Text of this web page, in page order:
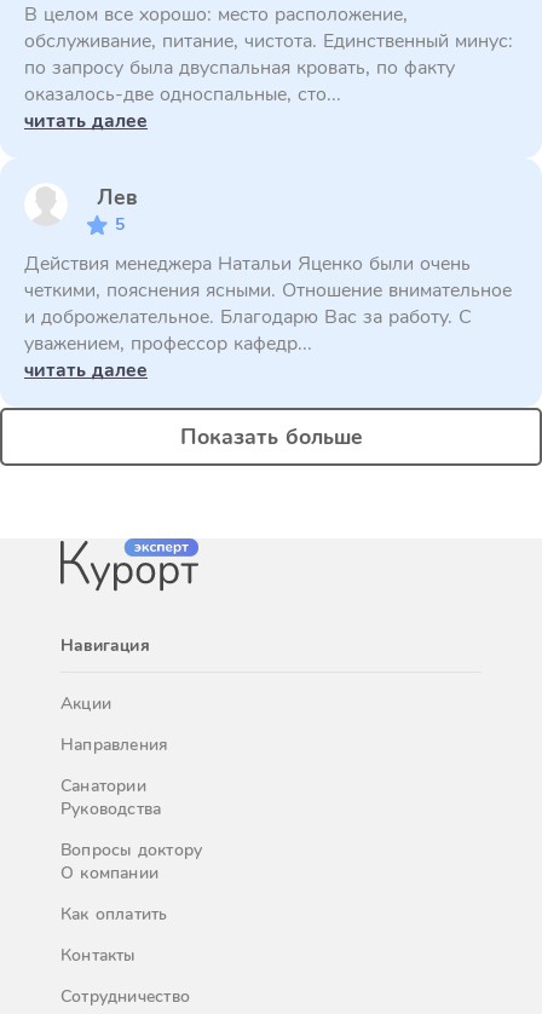
В целом все хорошо: место расположение,
обслуживание, питание, чистота. Единственный минус:
по запросу была двуспальная кровать, по факту
оказалось-две односпальные, сто...
читать далее
Лев
5
Действия менеджера Натальи Яценко были очень
четкими, пояснения ясными. Отношение внимательное
и доброжелательное. Благодарю Вас за работу. С
уважением, профессор кафедр...
читать далее
Показать больше
Навигация
Акции
Направления
Санатории
Руководства
Вопросы доктору
О компании
Как оплатить
Контакты
Сотрудничество